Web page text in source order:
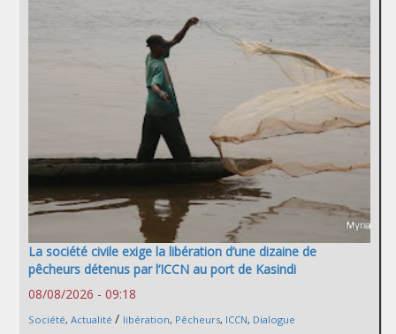
La société civile exige la libération d’une dizaine de
pêcheurs détenus par l’ICCN au port de Kasindi
08/08/2026 - 09:18
Société, Actualité / libération, Pêcheurs, ICCN, Dialogue